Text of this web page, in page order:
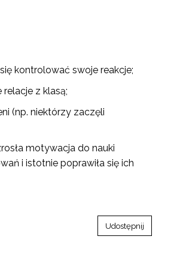
kontrolować swoje reakcje;
z klasą;
(np. niektórzy zaczęli
motywacja do nauki
i istotnie poprawiła się ich
Udostępnij